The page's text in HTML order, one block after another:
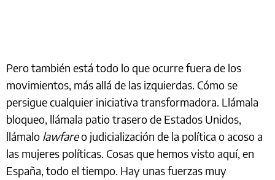
Pero también está todo lo que ocurre fuera de los
movimientos, más allá de las izquierdas. Cómo se
persigue cualquier iniciativa transformadora. Llámala
bloqueo, llámala patio trasero de Estados Unidos,
llámalo lawfareo judicialización de la política o acoso a
las mujeres políticas. Cosas que hemos visto aquí, en
España, todo el tiempo. Hay unas fuerzas muy